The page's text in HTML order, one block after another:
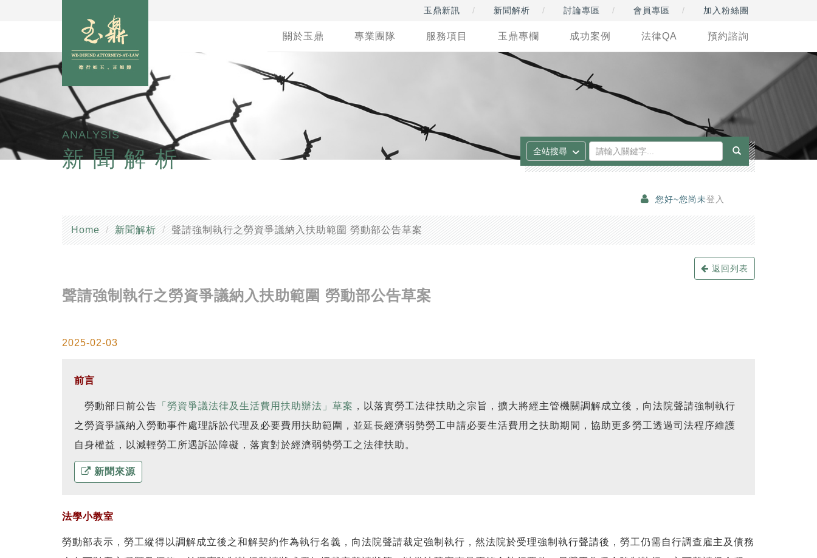
玉鼎新訊 新聞解析 討論專區 會員專區 加入粉絲團
關於玉鼎 專業團隊 服務項目 玉鼎專欄 成功案例 法律QA 預約諮詢
ANALYSIS
新聞解析
您好~您尚未登入
Home 新聞解析 聲請強制執行之勞資爭議納入扶助範圍 勞動部公告草案
返回列表
聲請強制執行之勞資爭議納入扶助範圍 勞動部公告草案
2025-02-03
前言
勞動部日前公告 「勞資爭議法律及生活費用扶助辦法」草案 ，以落實勞工法律扶助之宗旨，擴大將經主管機關調解成立後，向法院聲請強制執行
之勞資爭議納入勞動事件處理訴訟代理及必要費用扶助範圍，並延長經濟弱勢勞工申請必要生活費用之扶助期間，協助更多勞工透過司法程序維護
自身權益，以減輕勞工所遇訴訟障礙，落實對於經濟弱勢勞工之法律扶助。
新聞來源
法學小教室
勞動部表示，勞工縱得以調解成立後之和解契約作為執行名義，向法院聲請裁定強制執行，然法院於受理強制執行聲請後，勞工仍需自行調查雇主及債務